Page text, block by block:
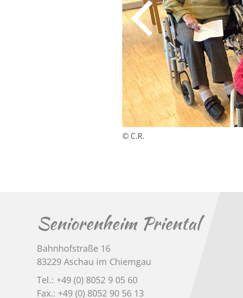
© C.R.
Seniorenheim Priental
Bahnhofstraße 16
83229 Aschau im Chiemgau
Tel.: +49 (0) 8052 9 05 60
Fax.: +49 (0) 8052 90 56 13